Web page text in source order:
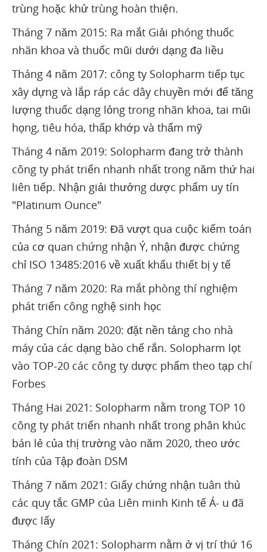
trùng hoặc khử trùng hoàn thiện.
Tháng 7 năm 2015: Ra mắt Giải phóng thuốc
nhãn khoa và thuốc mũi dưới dạng đa liều
Tháng 4 năm 2017: công ty Solopharm tiếp tục
xây dựng và lắp ráp các dây chuyền mới để tăng
lượng thuốc dạng lỏng trong nhãn khoa, tai mũi
họng, tiêu hóa, thấp khớp và thẩm mỹ
Tháng 4 năm 2019: Solopharm đang trở thành
công ty phát triển nhanh nhất trong năm thứ hai
liên tiếp. Nhận giải thưởng dược phẩm uy tín
"Platinum Ounce"
Tháng 5 năm 2019: Đã vượt qua cuộc kiểm toán
của cơ quan chứng nhận Ý, nhận được chứng
chỉ ISO 13485:2016 về xuất khẩu thiết bị y tế
Tháng 7 năm 2020: Ra mắt phòng thí nghiệm
phát triển công nghệ sinh học
Tháng Chín năm 2020: đặt nền tảng cho nhà
máy của các dạng bào chế rắn. Solopharm lọt
vào TOP-20 các công ty dược phẩm theo tạp chí
Forbes
Tháng Hai 2021: Solopharm nằm trong TOP 10
công ty phát triển nhanh nhất trong phân khúc
bán lẻ của thị trường vào năm 2020, theo ước
tính của Tập đoàn DSM
Tháng 7 năm 2021: Giấy chứng nhận tuân thủ
các quy tắc GMP của Liên minh Kinh tế Á- u đã
được lấy
Tháng Chín 2021: Solopharm nằm ở vị trí thứ 16